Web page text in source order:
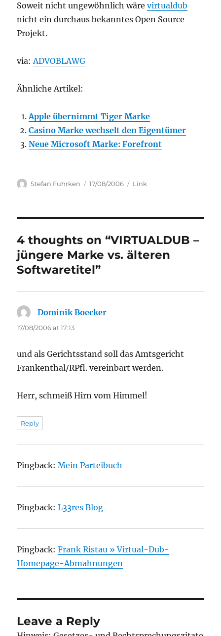
Soweit nicht ungewöhnlich wärevirtualdub
nicht ein durchaus bekanntes Open Source
Projekt.
via:ADVOBLAWG
Ähnliche Artikel:
Apple übernimmt Tiger Marke
Casino Marke wechselt den Eigentümer
Neue Microsoft Marke: Forefront
Author
Stefan Fuhrken
Posted
17/08/2006 Categories
Link
4 thoughts on “VIRTUALDUB –
jüngere Marke vs. älteren
Softwaretitel”
Dominik Boecker
17/08/2006 at 17:13
und als Gerichtsstand soll das Amtsgericht
Frankenthal/RPfl. vereinbart werden.
Herr, schmeiß Hirn vom Himmel!
Reply
Pingback:Mein Parteibuch
Pingback:L33res Blog
Pingback:Frank Ristau » Virtual-Dub-
Homepage-Abmahnungen
Leave a Reply